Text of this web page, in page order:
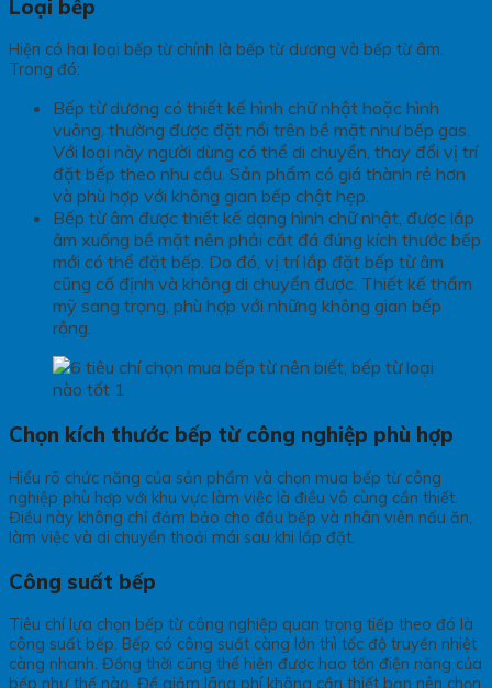
Loại bếp
Hiện có hai loại bếp từ chính là bếp từ dương và bếp từ âm.
Trong đó:
Bếp từ dương có thiết kế hình chữ nhật hoặc hình
vuông, thường được đặt nổi trên bề mặt như bếp gas.
Với loại này người dùng có thể di chuyển, thay đổi vị trí
đặt bếp theo nhu cầu. Sản phẩm có giá thành rẻ hơn
và phù hợp với không gian bếp chật hẹp.
Bếp từ âm được thiết kế dạng hình chữ nhật, được lắp
âm xuống bề mặt nên phải cắt đá đúng kích thước bếp
mới có thể đặt bếp. Do đó, vị trí lắp đặt bếp từ âm
cũng cố định và không di chuyển được. Thiết kế thẩm
mỹ sang trọng, phù hợp với những không gian bếp
rộng.
Chọn kích thước bếp từ công nghiệp phù hợp
Hiểu rõ chức năng của sản phẩm và chọn mua bếp từ công
nghiệp phù hợp với khu vực làm việc là điều vô cùng cần thiết.
Điều này không chỉ đảm bảo cho đầu bếp và nhân viên nấu ăn,
làm việc và di chuyển thoải mái sau khi lắp đặt.
Công suất bếp
Tiêu chí lựa chọn bếp từ công nghiệp quan trọng tiếp theo đó là
công suất bếp. Bếp có công suất càng lớn thì tốc độ truyền nhiệt
càng nhanh. Đồng thời cũng thể hiện được hao tốn điện năng của
bếp như thế nào. Để giảm lãng phí không cần thiết bạn nên chọn